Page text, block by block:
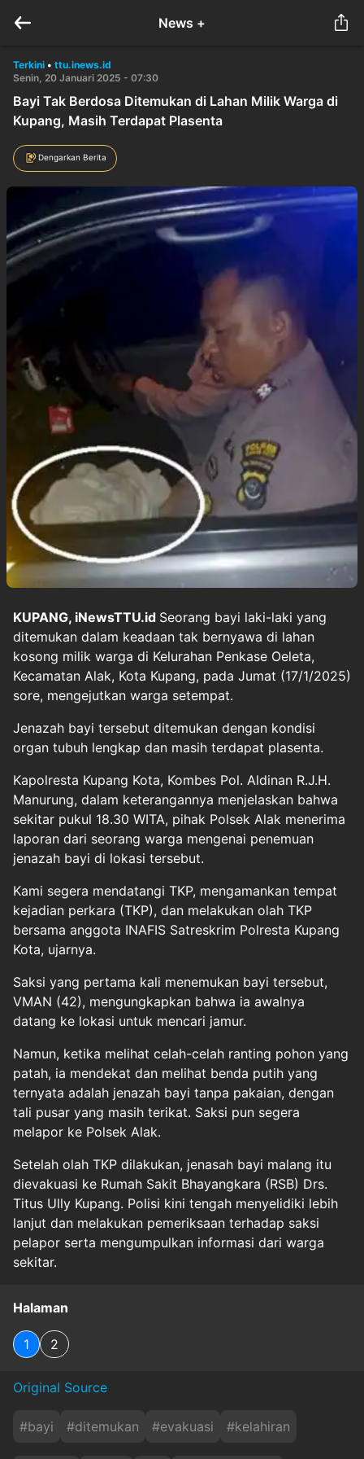
News +
Terkini • ttu.inews.id
Senin, 20 Januari 2025 - 07:30
Bayi Tak Berdosa Ditemukan di Lahan Milik Warga di
Kupang, Masih Terdapat Plasenta
Dengarkan Berita
KUPANG, iNewsTTU.id Seorang bayi laki-laki yang
ditemukan dalam keadaan tak bernyawa di lahan
kosong milik warga di Kelurahan Penkase Oeleta,
Kecamatan Alak, Kota Kupang, pada Jumat (17/1/2025)
sore, mengejutkan warga setempat.
Jenazah bayi tersebut ditemukan dengan kondisi
organ tubuh lengkap dan masih terdapat plasenta.
Kapolresta Kupang Kota, Kombes Pol. Aldinan R.J.H.
Manurung, dalam keterangannya menjelaskan bahwa
sekitar pukul 18.30 WITA, pihak Polsek Alak menerima
laporan dari seorang warga mengenai penemuan
jenazah bayi di lokasi tersebut.
Kami segera mendatangi TKP, mengamankan tempat
kejadian perkara (TKP), dan melakukan olah TKP
bersama anggota INAFIS Satreskrim Polresta Kupang
Kota, ujarnya.
Saksi yang pertama kali menemukan bayi tersebut,
VMAN (42), mengungkapkan bahwa ia awalnya
datang ke lokasi untuk mencari jamur.
Namun, ketika melihat celah-celah ranting pohon yang
patah, ia mendekat dan melihat benda putih yang
ternyata adalah jenazah bayi tanpa pakaian, dengan
tali pusar yang masih terikat. Saksi pun segera
melapor ke Polsek Alak.
Setelah olah TKP dilakukan, jenasah bayi malang itu
dievakuasi ke Rumah Sakit Bhayangkara (RSB) Drs.
Titus Ully Kupang. Polisi kini tengah menyelidiki lebih
lanjut dan melakukan pemeriksaan terhadap saksi
pelapor serta mengumpulkan informasi dari warga
sekitar.
Halaman
1 2
Original Source
#bayi #ditemukan #evakuasi #kelahiran